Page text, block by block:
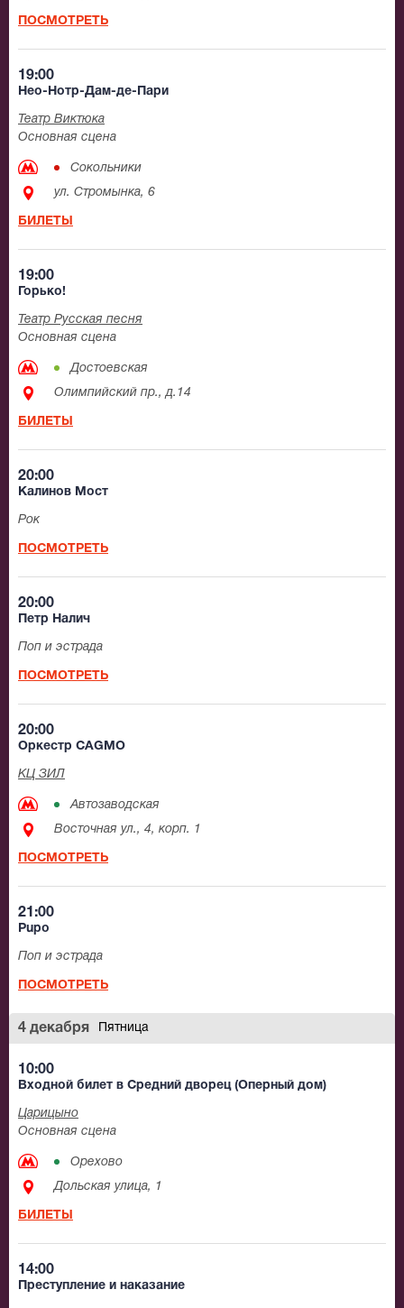
ПОСМОТРЕТЬ
19:00
Нео-Нотр-Дам-де-Пари
Театр Виктюка
Основная сцена
Сокольники
ул. Стромынка, 6
БИЛЕТЫ
19:00
Горько!
Театр Русская песня
Основная сцена
Достоевская
Олимпийский пр., д.14
БИЛЕТЫ
20:00
Калинов Мост
Рок
ПОСМОТРЕТЬ
20:00
Петр Налич
Поп и эстрада
ПОСМОТРЕТЬ
20:00
Оркестр CAGMO
КЦ ЗИЛ
Автозаводская
Восточная ул., 4, корп. 1
ПОСМОТРЕТЬ
21:00
Pupo
Поп и эстрада
ПОСМОТРЕТЬ
4 декабря Пятница
10:00
Входной билет в Средний дворец (Оперный дом)
Царицыно
Основная сцена
Орехово
Дольская улица, 1
БИЛЕТЫ
14:00
Преступление и наказание